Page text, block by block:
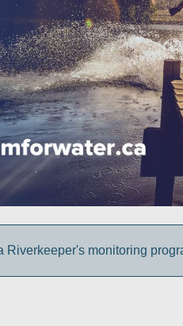
Riverkeeper's monitoring